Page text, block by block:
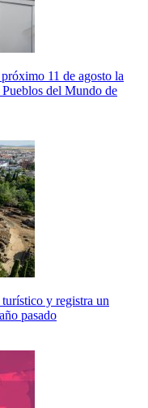
11 de agosto la
del Mundo de
y registra un
pasado